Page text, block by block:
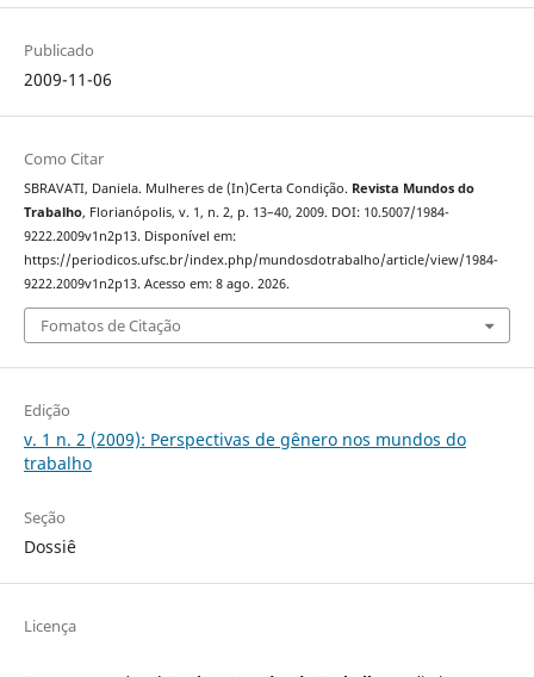
Publicado
2009-11-06
Como Citar
SBRAVATI, Daniela. Mulheres de (In)Certa Condição. Revista Mundos do
Trabalho, Florianópolis, v. 1, n. 2, p. 13–40, 2009. DOI: 10.5007/1984-
9222.2009v1n2p13. Disponível em:
https://periodicos.ufsc.br/index.php/mundosdotrabalho/article/view/1984-
9222.2009v1n2p13. Acesso em: 8 ago. 2026.
Fomatos de Citação
Edição
v. 1 n. 2 (2009): Perspectivas de gênero nos mundos do
trabalho
Seção
Dossiê
Licença